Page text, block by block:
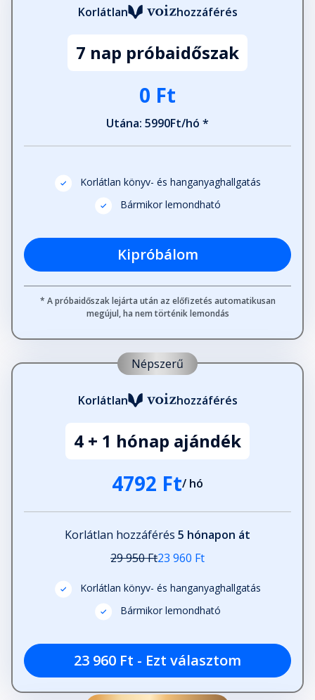
Korlátlan hozzáférés
7 nap próbaidőszak
0 Ft
Utána: 5990Ft/hó *
Korlátlan könyv- és hanganyaghallgatás
Bármikor lemondható
Kipróbálom
* A próbaidőszak lejárta után az előfizetés automatikusan
megújul, ha nem történik lemondás
Népszerű
Korlátlan hozzáférés
4 + 1 hónap ajándék
4792 Ft/ hó
Korlátlan hozzáférés 5 hónapon át
29 950 Ft23 960 Ft
Korlátlan könyv- és hanganyaghallgatás
Bármikor lemondható
23 960 Ft - Ezt választom